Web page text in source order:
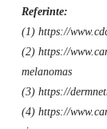
Referinte:
(1) https://
(2) https://
melanomas
(3) https://
(4) https://